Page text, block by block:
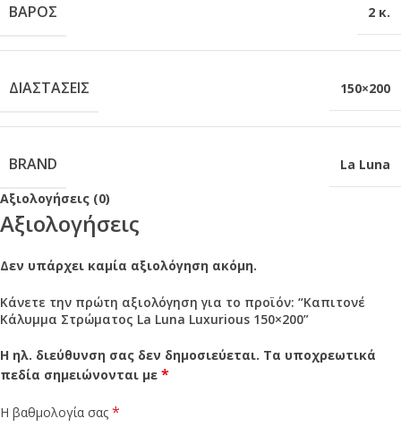
ΒΆΡΟΣ 2 κ.
ΔΙΑΣΤΆΣΕΙΣ 150×200
BRAND
La Luna
Αξιολογήσεις (0)
Αξιολογήσεις
Δεν υπάρχει καμία αξιολόγηση ακόμη.
Κάνετε την πρώτη αξιολόγηση για το προϊόν: “Καπιτονέ
Κάλυμμα Στρώματος La Luna Luxurious 150×200”
Η ηλ. διεύθυνση σας δεν δημοσιεύεται. Τα υποχρεωτικά
πεδία σημειώνονται με *
Η βαθμολογία σας *